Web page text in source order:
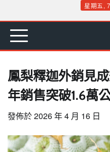
content
星期五,
首 要 娛 生 社
鳳梨釋迦外銷見
年銷售突破1.6萬
發佈於2026 年 4 月 16 日